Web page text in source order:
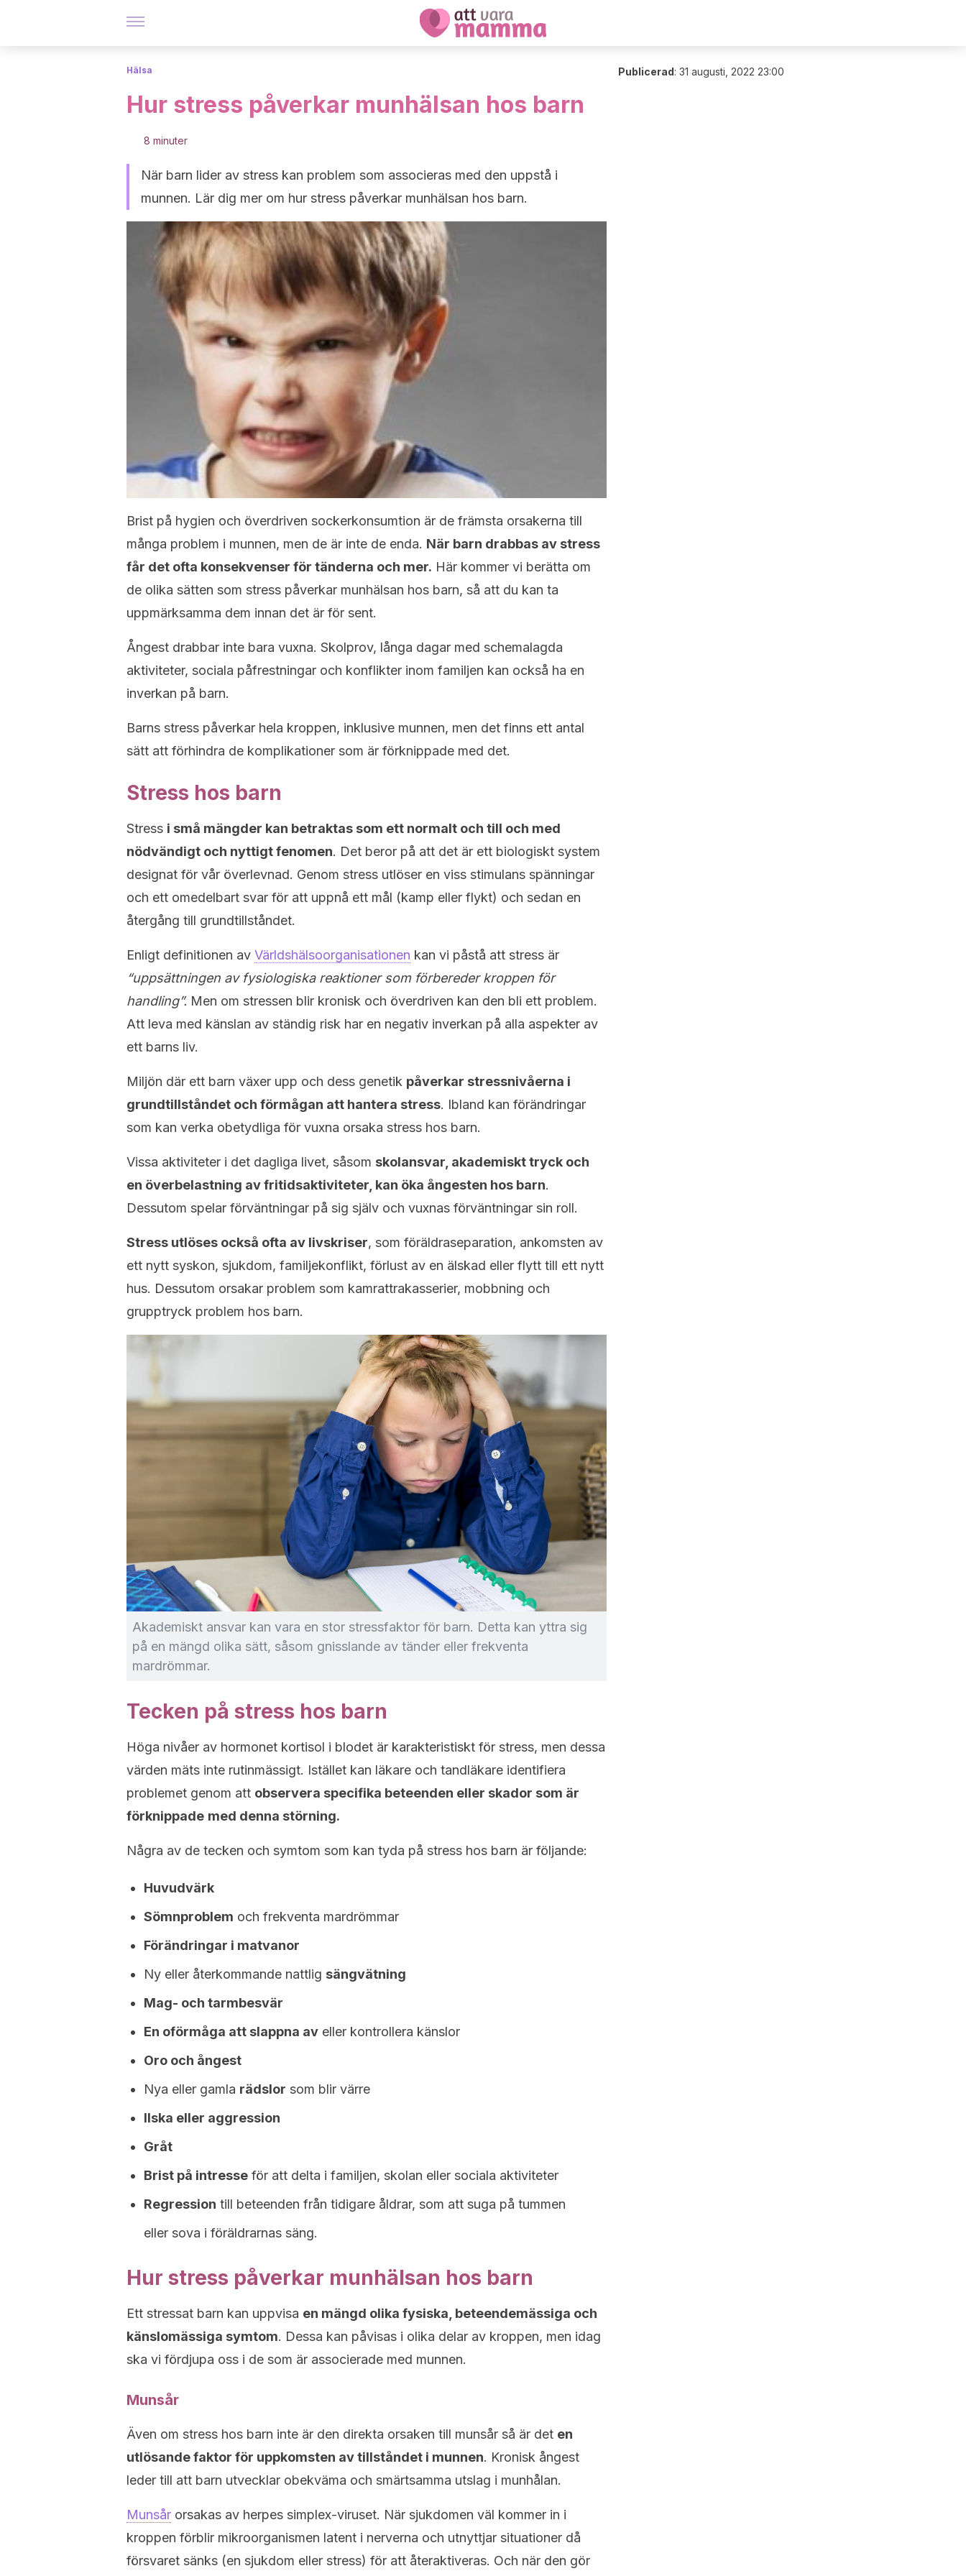
Hälsa
Hur stress påverkar munhälsan hos barn
8 minuter
När barn lider av stress kan problem som associeras med den uppstå i
munnen. Lär dig mer om hur stress påverkar munhälsan hos barn.
Brist på hygien och överdriven sockerkonsumtion är de främsta orsakerna till
många problem i munnen, men de är inte de enda. När barn drabbas av stress
får det ofta konsekvenser för tänderna och mer. Här kommer vi berätta om
de olika sätten som stress påverkar munhälsan hos barn, så att du kan ta
uppmärksamma dem innan det är för sent.
Ångest drabbar inte bara vuxna. Skolprov, långa dagar med schemalagda
aktiviteter, sociala påfrestningar och konflikter inom familjen kan också ha en
inverkan på barn.
Barns stress påverkar hela kroppen, inklusive munnen, men det finns ett antal
sätt att förhindra de komplikationer som är förknippade med det.
Stress hos barn
Stress i små mängder kan betraktas som ett normalt och till och med
nödvändigt och nyttigt fenomen. Det beror på att det är ett biologiskt system
designat för vår överlevnad. Genom stress utlöser en viss stimulans spänningar
och ett omedelbart svar för att uppnå ett mål (kamp eller flykt) och sedan en
återgång till grundtillståndet.
Enligt definitionen av Världshälsoorganisationen kan vi påstå att stress är
“uppsättningen av fysiologiska reaktioner som förbereder kroppen för
handling”. Men om stressen blir kronisk och överdriven kan den bli ett problem.
Att leva med känslan av ständig risk har en negativ inverkan på alla aspekter av
ett barns liv.
Miljön där ett barn växer upp och dess genetik påverkar stressnivåerna i
grundtillståndet och förmågan att hantera stress. Ibland kan förändringar
som kan verka obetydliga för vuxna orsaka stress hos barn.
Vissa aktiviteter i det dagliga livet, såsom skolansvar, akademiskt tryck och
en överbelastning av fritidsaktiviteter, kan öka ångesten hos barn.
Dessutom spelar förväntningar på sig själv och vuxnas förväntningar sin roll.
Stress utlöses också ofta av livskriser, som föräldraseparation, ankomsten av
ett nytt syskon, sjukdom, familjekonflikt, förlust av en älskad eller flytt till ett nytt
hus. Dessutom orsakar problem som kamrattrakasserier, mobbning och
grupptryck problem hos barn.
Akademiskt ansvar kan vara en stor stressfaktor för barn. Detta kan yttra sig
på en mängd olika sätt, såsom gnisslande av tänder eller frekventa
mardrömmar.
Tecken på stress hos barn
Höga nivåer av hormonet kortisol i blodet är karakteristiskt för stress, men dessa
värden mäts inte rutinmässigt. Istället kan läkare och tandläkare identifiera
problemet genom att observera specifika beteenden eller skador som är
förknippade med denna störning.
Några av de tecken och symtom som kan tyda på stress hos barn är följande:
Huvudvärk
Sömnproblem och frekventa mardrömmar
Förändringar i matvanor
Ny eller återkommande nattlig sängvätning
Mag- och tarmbesvär
En oförmåga att slappna av eller kontrollera känslor
Oro och ångest
Nya eller gamla rädslor som blir värre
Ilska eller aggression
Gråt
Brist på intresse för att delta i familjen, skolan eller sociala aktiviteter
Regression till beteenden från tidigare åldrar, som att suga på tummen
eller sova i föräldrarnas säng.
Hur stress påverkar munhälsan hos barn
Ett stressat barn kan uppvisa en mängd olika fysiska, beteendemässiga och
känslomässiga symtom. Dessa kan påvisas i olika delar av kroppen, men idag
ska vi fördjupa oss i de som är associerade med munnen.
Munsår
Även om stress hos barn inte är den direkta orsaken till munsår så är det en
utlösande faktor för uppkomsten av tillståndet i munnen. Kronisk ångest
leder till att barn utvecklar obekväma och smärtsamma utslag i munhålan.
Munsår orsakas av herpes simplex-viruset. När sjukdomen väl kommer in i
kroppen förblir mikroorganismen latent i nerverna och utnyttjar situationer då
försvaret sänks (en sjukdom eller stress) för att återaktiveras. Och när den gör
Publicerad: 31 augusti, 2022 23:00